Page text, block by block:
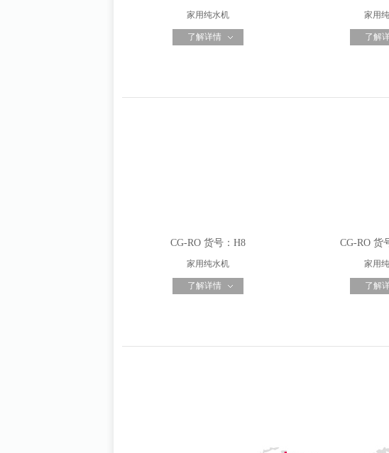
家用纯水机
了解详情
家用
了解
CG-RO 货号：H8
家用纯水机
了解详情
CG-RO 货
家用
了解